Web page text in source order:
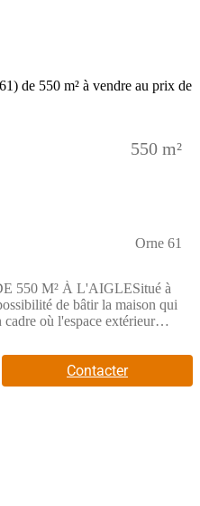
550 m²
Orne 61
550 M² À L'AIGLESitué à
de bâtir la maison qui
où l'espace extérieur
une superficie
un espace de vie agréable
profiter pleinement de votre
Contacter